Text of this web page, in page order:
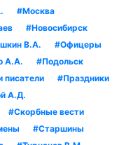
#Москва
#Новосибирск
В.А.
#Офицеры
А.А.
#Подольск
писатели
#Праздники
А.Д.
#Скорбные вести
#Старшины